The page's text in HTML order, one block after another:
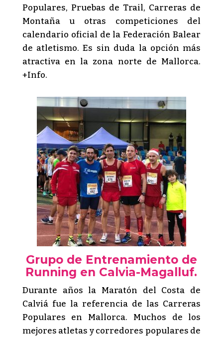
Populares, Pruebas de Trail, Carreras de
Montaña u otras competiciones del
calendario oficial de la Federación Balear
de atletismo. Es sin duda la opción más
atractiva en la zona norte de Mallorca.
+Info.
Grupo de Entrenamiento de
Running en Calvia-Magalluf.
Durante años la Maratón del Costa de
Calviá fue la referencia de las Carreras
Populares en Mallorca. Muchos de los
mejores atletas y corredores populares de